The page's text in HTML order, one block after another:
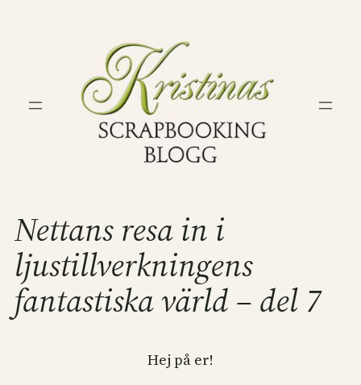
Nettans resa in i
ljustillverkningens
fantastiska värld – del 7
Hej på er!